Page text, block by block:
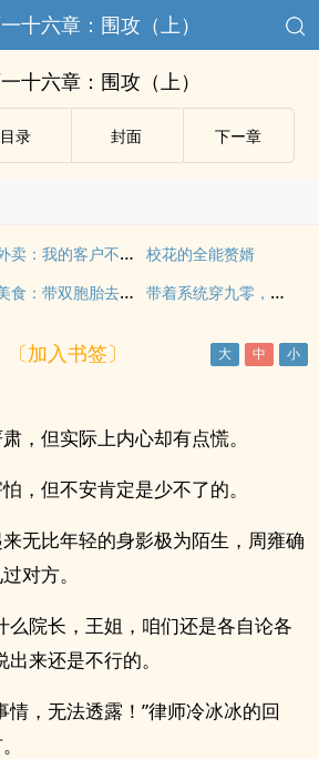
十六章：围攻（上）
十六章：围攻（上）
目录 封面 下ー章
外卖：我的客户不太正常
校花的全能赘婿
美食：带双胞胎去幼儿园当大厨 带着系统穿九零，开局先挖自己坟
〔加入书签〕
，但实际上内心却有点慌。
，但不安肯定是少不了的。
无比年轻的身影极为陌生，周雍确
对方。
么院长，王姐，咱们还是各自论各
来还是不行的。
情，无法透露！”律师冷冰冰的回